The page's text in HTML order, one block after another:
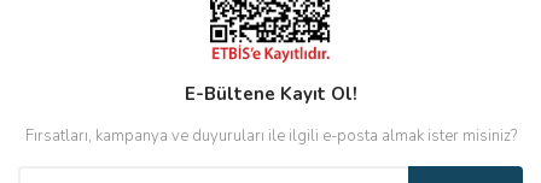
E-Bültene Kayıt Ol!
Fırsatları, kampanya ve duyuruları ile ilgili e-posta almak ister misiniz?